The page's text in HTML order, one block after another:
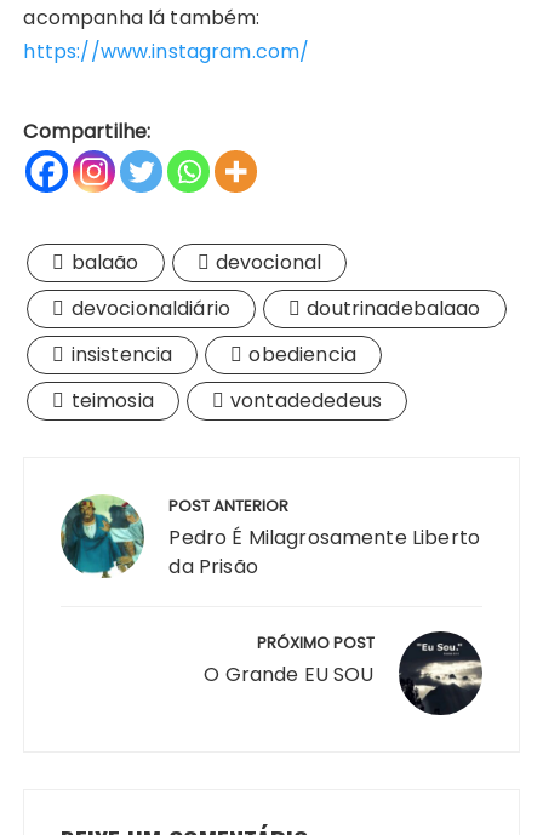
acompanha lá também:
https://www.instagram.com/
Compartilhe:
balaão
devocional
devocionaldiário
doutrinadebalaao
insistencia
obediencia
teimosia
vontadededeus
Post
POST ANTERIOR
Pedro É Milagrosamente Liberto
da Prisão
PRÓXIMO POST
O Grande EU SOU